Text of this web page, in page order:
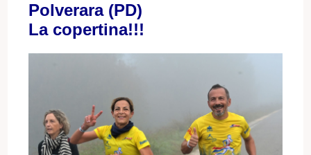
Polverara (PD)
La copertina!!!